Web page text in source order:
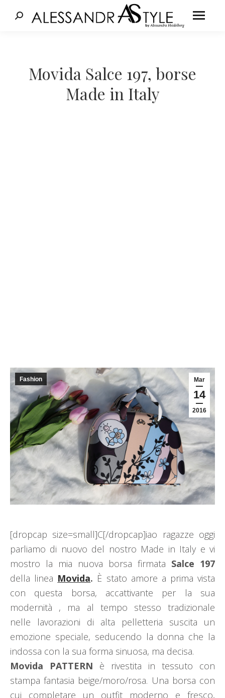
Cerca:
Movida Salce 197, borse
Made in Italy
Mar
14
2016
Fashion
[dropcap size=small]C[/dropcap]iao ragazze oggi
parliamo di nuovo del nostro Made in Italy e vi
mostro la mia nuova borsa firmata Salce 197
della linea Movida. È stato amore a prima vista
con questa borsa, accattivante per la sua
modernità , ma al tempo stesso tradizionale
nelle lavorazioni di alta pelletteria suscita un
emozione speciale, seducendo la donna che la
indossa con la sua forma sinuosa, ma decisa.
Movida PATTERN è rivestita in tessuto con
stampa fantasia beige/moro/rosa. Una borsa con
cui completare un outfit moderno e fresco,